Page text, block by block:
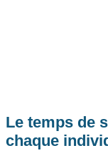
Le temps de
chaque